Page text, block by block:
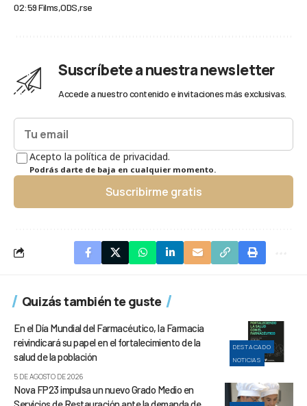
02:59 Films ODS rse
Suscríbete a nuestra newsletter
Accede a nuestro contenido e invitaciones más exclusivas.
Acepto la política de privacidad.
Podrás darte de baja en cualquier momento.
Suscribirme gratis
Quizás también te guste
DESTACADO
NOTICIAS
En el Día Mundial del Farmacéutico, la Farmacia
reivindicará su papel en el fortalecimiento de la
salud de la población
5 DE AGOSTO DE 2026
Nova FP23 impulsa un nuevo Grado Medio en